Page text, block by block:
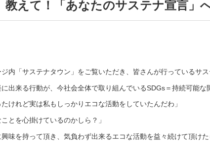
教えて！「あなたのサステナ宣言
内「サステナタウン」をご覧いただき、皆さんが行っているサ
出来る行動が、今社会全体で取り組んでいるSDGs＝持続可能
たけれど実は私もしっかりエコな活動をしていたんだわ」
とを心掛けているのかしら？」
味を持って頂き、気負わず出来るエコな活動を益々続けて頂けた